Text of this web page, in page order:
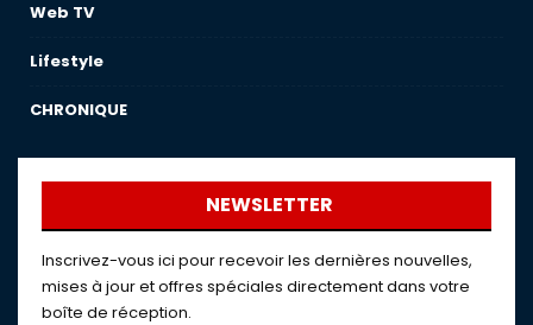
Web TV
Lifestyle
CHRONIQUE
NEWSLETTER
Inscrivez-vous ici pour recevoir les dernières nouvelles,
mises à jour et offres spéciales directement dans votre
boîte de réception.